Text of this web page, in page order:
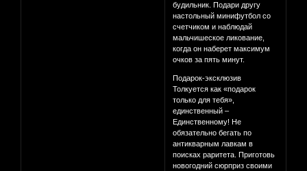
будильник. Подари другу
настольный минифутбол со
счетчиком и наблюдай
мальчишеское ликование,
когда он наберет максимум
очков за пять минут.
Подарок-эксклюзив
Толкуется как «подарок
только для тебя»,
единственный –
Единственному! Не
обязательно бегать по
антикварным лавкам в
поисках раритета. Приготовь
новогодний сюрприз своими